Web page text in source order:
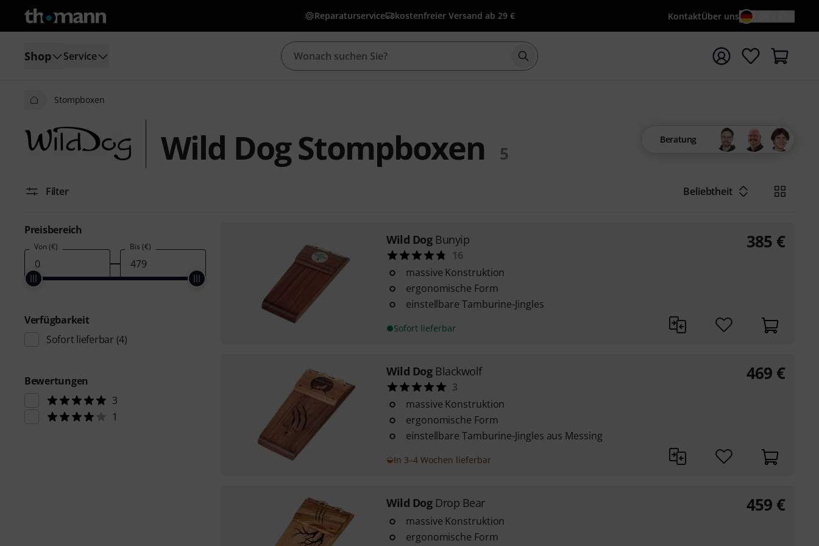
Reparaturservice kostenfreier Versand ab 29 € KontaktÜber uns
Shop Service Suche mit Suchwort {searchTerm} starten
Stompboxen
Wild Dog Stompboxen 5
Beratung
Filter Beliebtheit
Preisbereich
Von (€) Bis (€)
Verfügbarkeit
Sofort lieferbar (4)
Bewertungen
3
1
Wild Dog Bunyip
16
massive Konstruktion
ergonomische Form
einstellbare Tamburine-Jingles
Sofort lieferbar
385 €
Wild Dog Blackwolf
3
massive Konstruktion
ergonomische Form
einstellbare Tamburine-Jingles aus Messing
In 3–4 Wochen lieferbar
469 €
Wild Dog Drop Bear
massive Konstruktion
ergonomische Form
459 €